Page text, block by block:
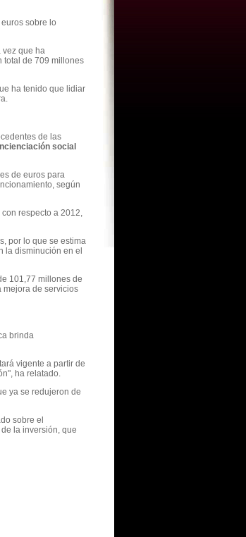
sobre lo
vez que ha
total de 709 millones
ha tenido que lidiar
de las
social
de euros para
según
respecto a 2012,
por lo que se estima
la disminución en el
101,77 millones de
mejora de servicios
brinda
vigente a partir de
ha relatado.
ya se redujeron de
sobre el
la inversión, que